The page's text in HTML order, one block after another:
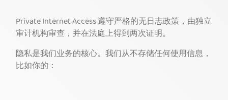
登录
Private Internet Access 遵守严格的无日志政策，由独立
审计机构审查，并在法庭上得到两次证明。
隐私是我们业务的核心。我们从不存储任何使用信息，
比如你的：